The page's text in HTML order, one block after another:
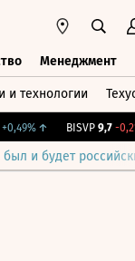
Менеджмент
и технологии
↑ BISVP 9,7 -
и будет